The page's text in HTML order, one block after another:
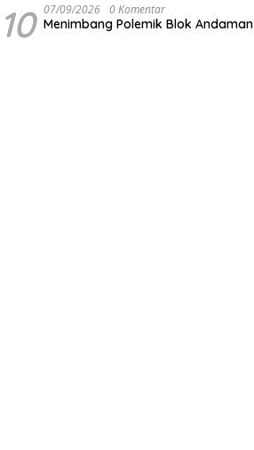
10 07/09/2026 0 Komentar
Menimbang Polemik Blok Andaman